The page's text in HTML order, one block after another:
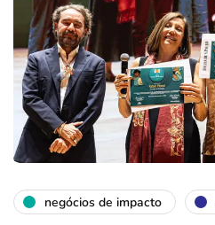
negócios de impacto